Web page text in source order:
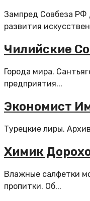
Зампред Совбеза РФ
развития
Чилийские
Города мира.
предприятия...
Экономист
Турецкие лиры.
Химик
Влажные салфетки
пропитки. Об...